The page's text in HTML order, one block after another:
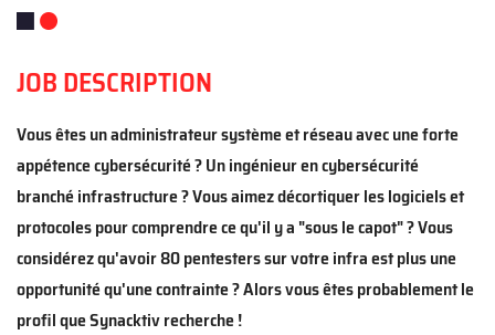
JOB DESCRIPTION
Vous êtes un administrateur système et réseau avec une forte
appétence cybersécurité ? Un ingénieur en cybersécurité
branché infrastructure ? Vous aimez décortiquer les logiciels et
protocoles pour comprendre ce qu'il y a "sous le capot" ? Vous
considérez qu'avoir 80 pentesters sur votre infra est plus une
opportunité qu'une contrainte ? Alors vous êtes probablement le
profil que Synacktiv recherche !